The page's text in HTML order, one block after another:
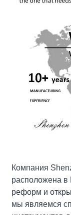
Компания
расположена в
реформ и
мы являемся